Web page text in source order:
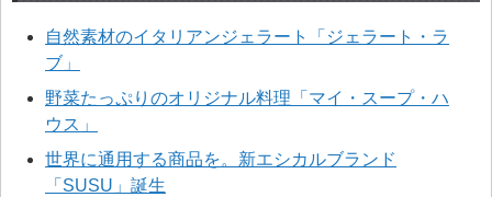
自然素材のイタリアンジェラート「ジェラート・ラ
ブ」
野菜たっぷりのオリジナル料理「マイ・スープ・ハ
ウス」
世界に通用する商品を。新エシカルブランド
「SUSU」誕生